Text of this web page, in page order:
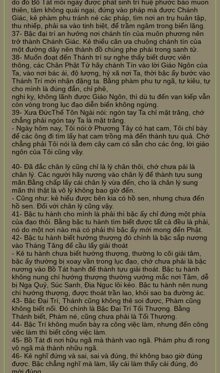
do đó Bồ Tát mỗi ngày được phát sinh trí huệ phước báo muon
thiên, tâm không quái ngại, đứng vào pháp mà được Chánh
Giác, kẻ phàm phu tránh né các pháp, tìm nơi an trụ huân tập,
thu nhiếp, phải sa vào tịnh biệt, để trầm ngâm trong biển lặng.
37- Bậc đại trí an hưởng nơi chánh tín của muôn phương nên
trở thành Chánh Giác. Kẻ thiểu căn ưa chuộng chánh tín của
một đường dây nên thành đồ chúng phe phái trong sanh tử.
38- Muốn đoạt đến Thánh trí sự nghe thấy biết dược viên
thông, các Chân Phật Tử hãy chánh Tín vào lời Giáo Ngôn của
Ta, vào nơi bác ái, độ lượng, hỷ xã nơi Ta, thời bậc ấy bước vào
Thánh Trí mới nhận đặng ta. Bằng phàm phu tự ngã, tự kiêu, tự
cho mình là đúng đắn, chỉ phê,
nghi kỵ, không lãnh được Giáo Ngôn, thì dù tu đến vạn kiếp vẫn
còn vòng trong lục đạo diễn biến không ngừng.
39- Xưa ĐứcThế Tôn Ngài nói: ngón tay Ta chỉ mặt trăng, chớ
chẳng phải ngón tay Ta là mặt trăng.
- Ngày hôm nay, Tôi nói:ở Phương Tây có hạt cam, Tôi chỉ bày
để các ông đi tìm lấy hạt cam trồng mà đến thành tựu quả. Chớ
chẳng phải Tôi nói là đem cây cam có sẵn cho các ông, lời giáo
ngôn của Tôi cũng vậy.
40- Đã đắc chân lý cũng chỉ là lý chân thôi, chớ chưa pải là
chân lý. Các người hãy nương vào chân lý để thành tựu sung
mãn.Bằng chấp lấy cái chân lý vừa đến, cho là chân lý sung
mãn thì thật là vô lý không bao giờ đến.
- Cũng như: kẻ hiểu được bên kia có hồ sen, nhưng chưa đến
hồ sen. Đối với chân lý cũng vậy.
41- Bậc tu hành cho mình là phải thì bậc ấy chỉ đứng một phía
của đạo thôi. Bằng bậc tu hành tìm biết được tất cả đều là phải,
nó do một nơi nào mà có phải thì bậc ấy mới mong đến Phật.
42- Bậc tu hành biết hướng thượng đó chính là bậc sắp nương
vào Tháng Tăng để cầu lấy giải thoát
- Kẻ tu hành chưa biết hướng thượng, thường lo cõi giải tâm,
bậc ấy thường bị xoay vần trong lục đạo, chớ chưa phải là bậc
nương vào Bồ Tát hạnh để thành tựu giải thoát. Bậc tu hành
không nung chí hướng thượng thường vướng mắc nơi Tâm, dễ
bị Ngạ Quỷ, Súc Sanh, Địa Ngục lôi kéo. Bậc tu hành nên nung
chí hướng thượng, được thoát trần lao, khỏi sao ba đường ác.
43- Bậc Đại Trí, Thánh cũng không thẻ soi được, Phàm cũng
không biết nổi. Đó chính là Bậc Đại Trí Tối Thượng. Bằng
Thánh biết, Phàm né, cũng chưa phải là Tối Thượng.
44- Bậc Trí không muốn bày ra công việc làm, nhưng đến công
việc làm thì biết công việc làm.
45- Bồ Tát đi nơi hữu ngã mà thành vao ngã. Phàm phu đi rong
vô ngã mà thành nhữu ngã.
46- Kẻ nghĩ đứng và sai, sai và đúng, thì không bao giờ đúng
được. Bậc chẳng nghĩ mà làm, lấy cái làm thấy cái đúng, đó